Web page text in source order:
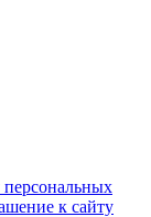
персональных
к сайту